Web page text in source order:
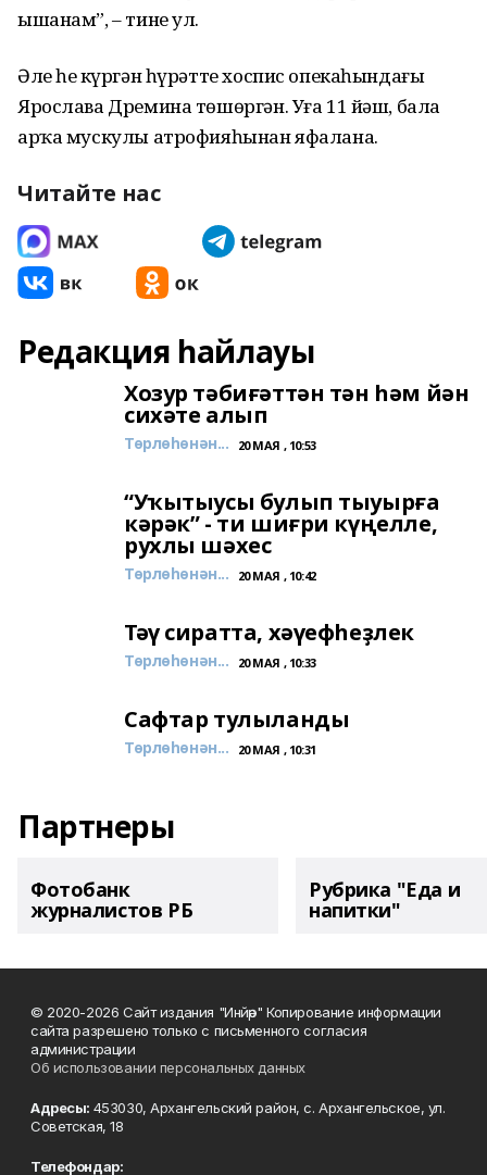
ышанам”, – тине ул.
Әле һеҙ күргән һүрәтте хоспис опекаһындағы
Ярослава Дремина төшөргән. Уға 11 йәш, бала
арҡа мускулы атрофияһынан яфалана.
Читайте нас
Редакция һайлауы
Хозур тәбиғәттән тән һәм йән
сихәте алып
Төрлөһөнән... 20 МАЯ , 10:53
“Уҡытыусы булып тыуырға
кәрәк” - ти шиғри күңелле,
рухлы шәхес
Төрлөһөнән... 20 МАЯ , 10:42
Тәү сиратта, хәүефһеҙлек
Төрлөһөнән... 20 МАЯ , 10:33
Сафтар тулыланды
Төрлөһөнән... 20 МАЯ , 10:31
Партнеры
Фотобанк
журналистов РБ
Рубрика "Еда и
напитки"
© 2020-2026 Сайт издания "Инйәр" Копирование информации
сайта разрешено только с письменного согласия
администрации
Об использовании персональных данных
Адресы: 453030, Архангельский район, с. Архангельское, ул.
Советская, 18
Телефондар: